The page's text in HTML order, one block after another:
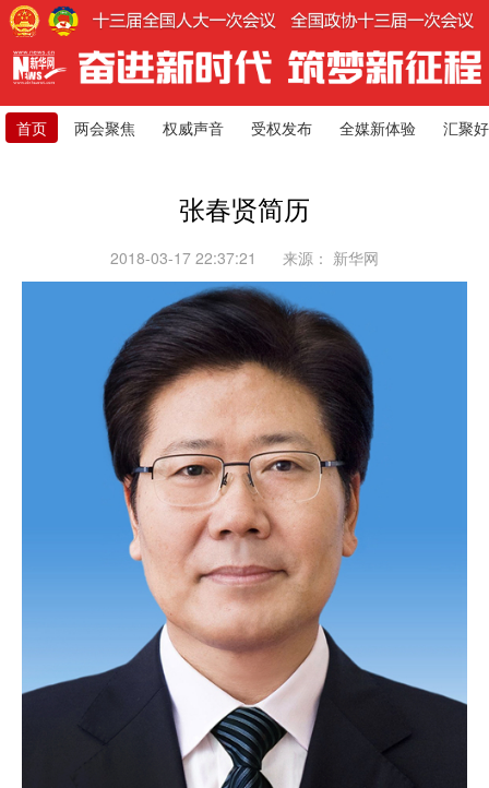
首页 两会聚焦 权威声音 受权发布 全媒新体验 汇聚
张春贤简历
2018-03-17 22:37:21 来源： 新华网